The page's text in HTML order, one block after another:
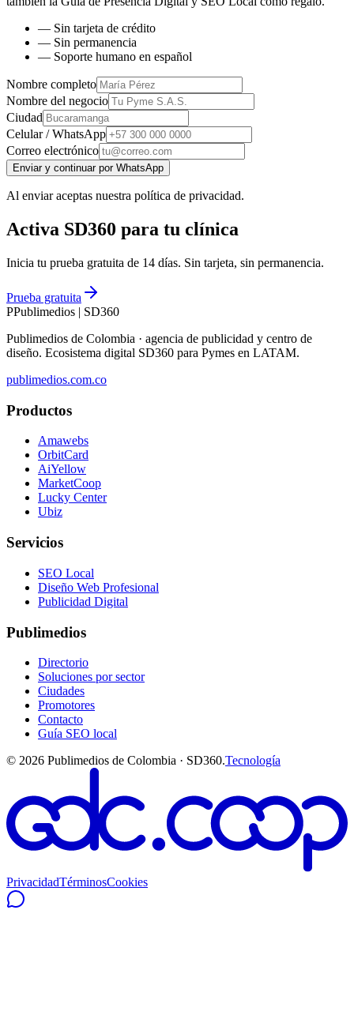
— Sin tarjeta de crédito
— Sin permanencia
— Soporte humano en español
Nombre completo
Nombre del negocio
Ciudad
Celular / WhatsApp
Correo electrónico
Enviar y continuar por WhatsApp
Al enviar aceptas nuestra política de privacidad.
Activa SD360 para tu clínica
Inicia tu prueba gratuita de 14 días. Sin tarjeta, sin permanencia.
Prueba gratuita
PPublimedios | SD360
Publimedios de Colombia · agencia de publicidad y centro de
diseño. Ecosistema digital SD360 para Pymes en LATAM.
publimedios.com.co
Productos
Amawebs
OrbitCard
AiYellow
MarketCoop
Lucky Center
Ubiz
Servicios
SEO Local
Diseño Web Profesional
Publicidad Digital
Publimedios
Directorio
Soluciones por sector
Ciudades
Promotores
Contacto
Guía SEO local
© 2026 Publimedios de Colombia · SD360.Tecnología
PrivacidadTérminosCookies